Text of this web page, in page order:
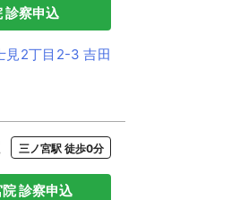
診察申込
見2丁目2-3 吉田
三ノ宮駅 徒歩0分
診察申込